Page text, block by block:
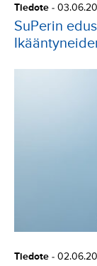
Tiedote -
SuPerin
Tiedote -